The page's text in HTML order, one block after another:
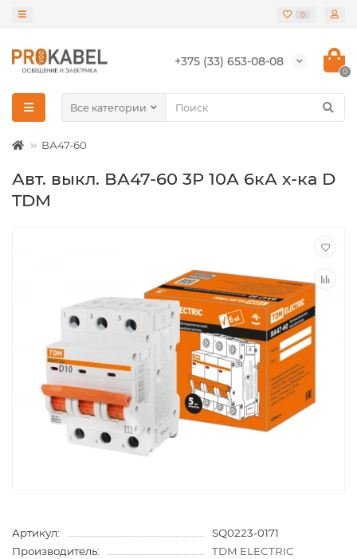
0
+375 (33) 653-08-08
0
Все категории
ВА47-60
Авт. выкл. ВА47-60 3Р 10А 6кА х-ка D
TDM
Артикул:
SQ0223-0171
Производитель:
TDM ELECTRIC